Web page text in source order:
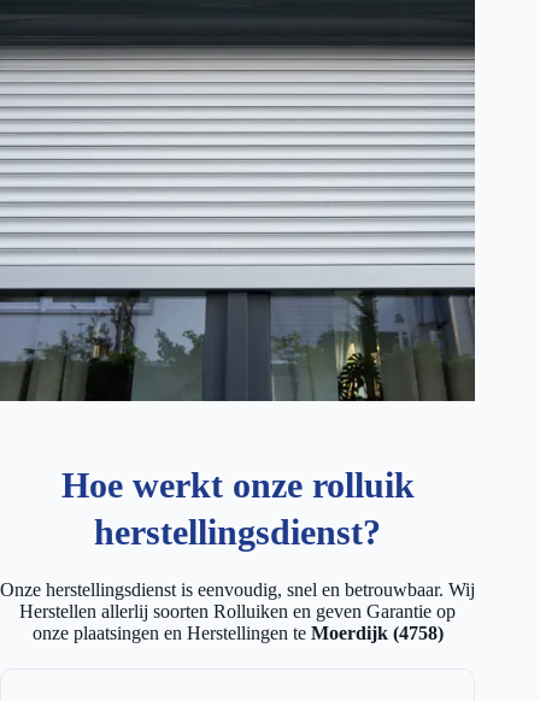
Hoe werkt onze rolluik
herstellingsdienst?
Onze herstellingsdienst is eenvoudig, snel en betrouwbaar. Wij
Herstellen allerlij soorten Rolluiken en geven Garantie op
onze plaatsingen en Herstellingen te Moerdijk (4758)